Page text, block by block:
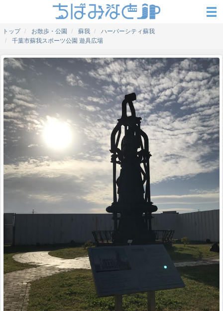
トップ お散歩・公園 蘇我
ハーバーシティ蘇我
千葉市蘇我スポーツ公園 遊具広場